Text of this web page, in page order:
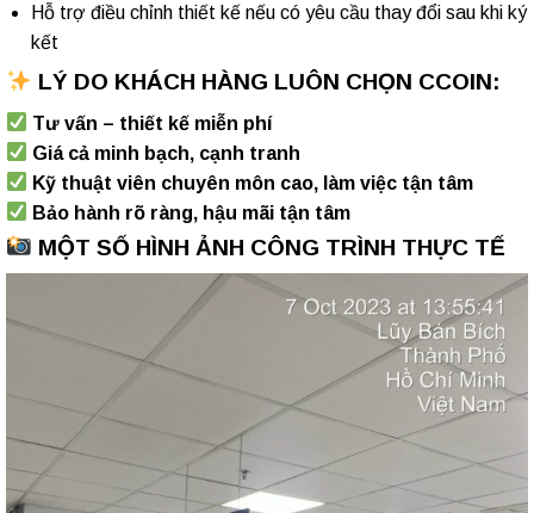
Hỗ trợ điều chỉnh thiết kế nếu có yêu cầu thay đổi sau khi ký
kết
LÝ DO KHÁCH HÀNG LUÔN CHỌN CCOIN:
Tư vấn – thiết kế miễn phí
Giá cả minh bạch, cạnh tranh
Kỹ thuật viên chuyên môn cao, làm việc tận tâm
Bảo hành rõ ràng, hậu mãi tận tâm
MỘT SỐ HÌNH ẢNH CÔNG TRÌNH THỰC TẾ